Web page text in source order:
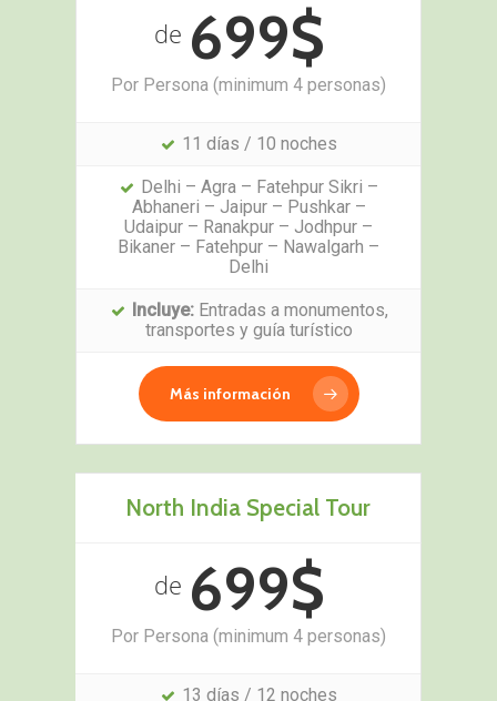
de699$
Por Persona (minimum 4 personas)
11 días / 10 noches
Delhi – Agra – Fatehpur Sikri –
Abhaneri – Jaipur – Pushkar –
Udaipur – Ranakpur – Jodhpur –
Bikaner – Fatehpur – Nawalgarh –
Delhi
Incluye: Entradas a monumentos,
transportes y guía turístico
Más información
North India Special Tour
de699$
Por Persona (minimum 4 personas)
13 días / 12 noches